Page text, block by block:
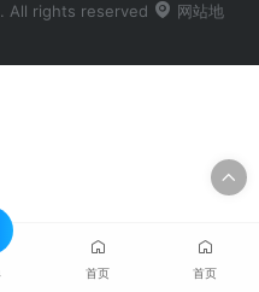
All rights reserved
网站地
首页 首页